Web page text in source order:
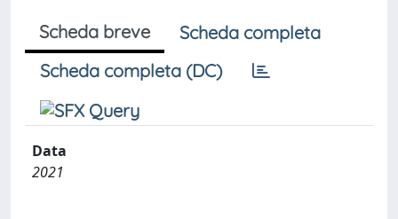
Scheda breve
Scheda completa
Scheda completa (DC)
Data
2021